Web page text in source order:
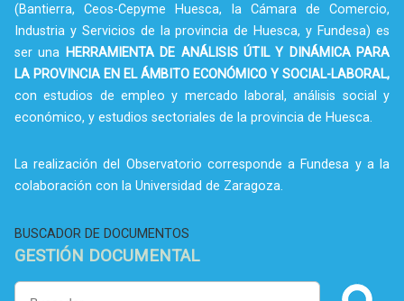
(Bantierra, Ceos-Cepyme Huesca, la Cámara de Comercio,
Industria y Servicios de la provincia de Huesca, y Fundesa) es
ser una HERRAMIENTA DE ANÁLISIS ÚTIL Y DINÁMICA PARA
LA PROVINCIA EN EL ÁMBITO ECONÓMICO Y SOCIAL-LABORAL,
con estudios de empleo y mercado laboral, análisis social y
económico, y estudios sectoriales de la provincia de Huesca.
La realización del Observatorio corresponde a Fundesa y a la
colaboración con la Universidad de Zaragoza.
BUSCADOR DE DOCUMENTOS
GESTIÓN DOCUMENTAL